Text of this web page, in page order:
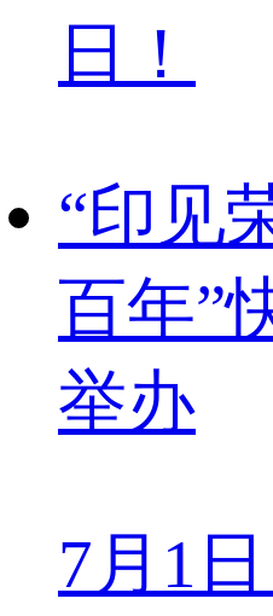
日！
“印见
百年”
举办
7月1